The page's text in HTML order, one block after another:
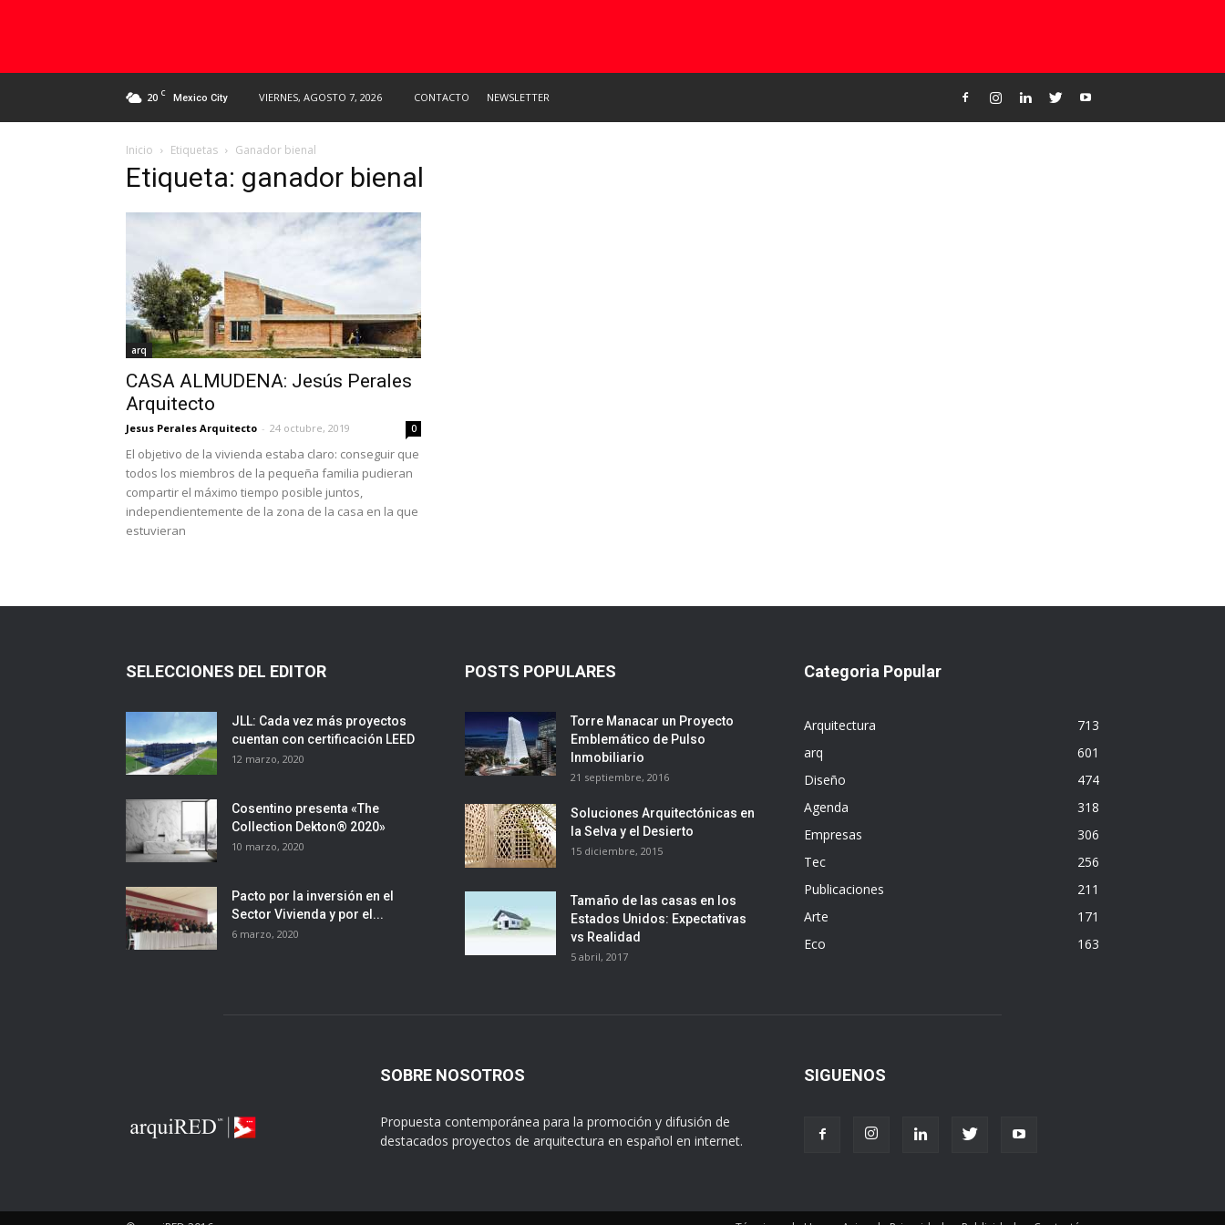
20 C Mexico City VIERNES, AGOSTO 7, 2026 CONTACTO NEWSLETTER
Inicio Etiquetas Ganador bienal
Etiqueta: ganador bienal
arq
CASA ALMUDENA: Jesús Perales
Arquitecto
Jesus Perales Arquitecto - 24 octubre, 2019 0
El objetivo de la vivienda estaba claro: conseguir que
todos los miembros de la pequeña familia pudieran
compartir el máximo tiempo posible juntos,
independientemente de la zona de la casa en la que
estuvieran
SELECCIONES DEL EDITOR
JLL: Cada vez más proyectos
cuentan con certificación LEED
12 marzo, 2020
Cosentino presenta «The
Collection Dekton® 2020»
10 marzo, 2020
Pacto por la inversión en el
Sector Vivienda y por el...
6 marzo, 2020
POSTS POPULARES
Torre Manacar un Proyecto
Emblemático de Pulso
Inmobiliario
21 septiembre, 2016
Soluciones Arquitectónicas en
la Selva y el Desierto
15 diciembre, 2015
Tamaño de las casas en los
Estados Unidos: Expectativas
vs Realidad
5 abril, 2017
Categoria Popular
Arquitectura
713
arq
601
Diseño
474
Agenda
318
Empresas
306
Tec
256
Publicaciones
211
Arte
171
Eco
163
SOBRE NOSOTROS
Propuesta contemporánea para la promoción y difusión de
destacados proyectos de arquitectura en español en internet.
SIGUENOS